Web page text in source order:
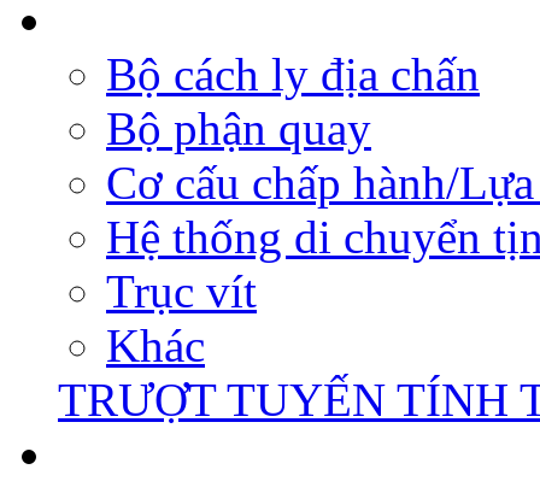
Bộ cách ly địa chấn
Bộ phận quay
Cơ cấu chấp hành/
Hệ thống di chuyển
Trục vít
Khác
TRƯỢT TUYẾN TÍNH